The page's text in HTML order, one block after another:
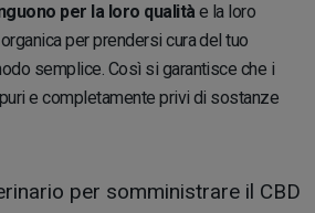
per la loro qualità e la loro
per prendersi cura del tuo
semplice. Così si garantisce che i
e completamente privi di sostanze
per somministrare il CBD